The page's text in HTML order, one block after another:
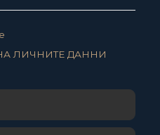
ЛИЧНИТЕ ДАННИ